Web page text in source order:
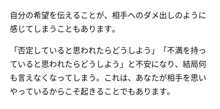
自分の希望を伝えることが、相手へのダメ出しのように
感じてしまうこともあります。
「否定していると思われたらどうしよう」「不満を持っ
ていると思われたらどうしよう」と不安になり、結局何
も言えなくなってしまう。これは、あなたが相手を思い
やっているからこそ起きることでもあります。